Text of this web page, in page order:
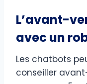
L’avant-
avec un
Les chatbots
conseiller